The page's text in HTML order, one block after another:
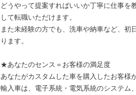
どうやって提案すればいいか丁寧に仕事を
して転職いただけます。
また未経験の方でも、洗車や納車など、初
ります。
★あなたのセンス＝お客様の満足度
あなたがカスタムした車を購入したお客様
輸入車は、電子系統・電気系統のシステム